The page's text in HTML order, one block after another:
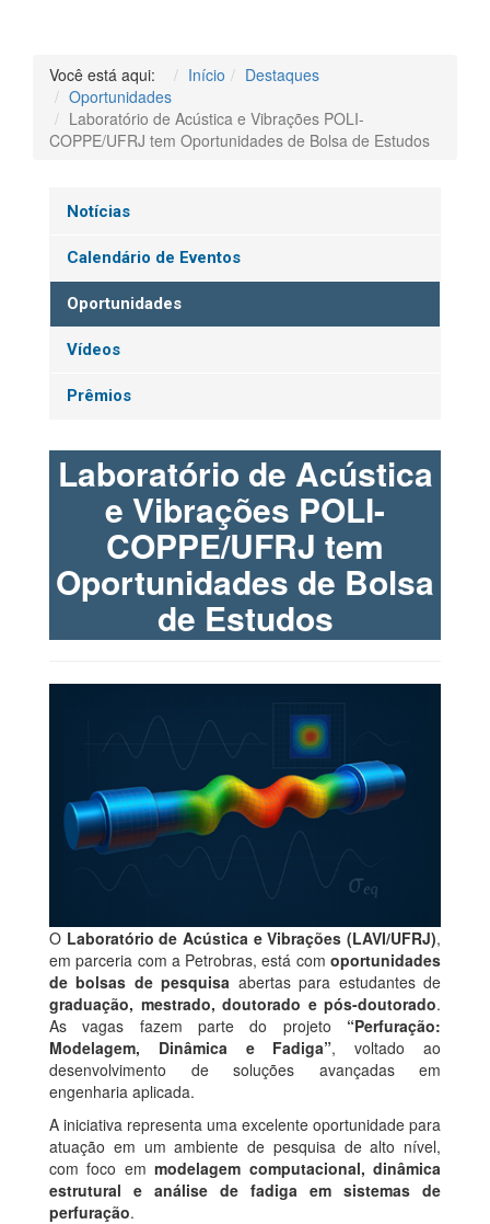
Você está aqui: Início
Destaques
Oportunidades
Laboratório de Acústica e Vibrações POLI-
COPPE/UFRJ tem Oportunidades de Bolsa de Estudos
Notícias
Calendário de Eventos
Oportunidades
Vídeos
Prêmios
Laboratório de Acústica
e Vibrações POLI-
COPPE/UFRJ tem
Oportunidades de Bolsa
de Estudos
O Laboratório de Acústica e Vibrações (LAVI/UFRJ),
em parceria com a Petrobras, está com oportunidades
de bolsas de pesquisa abertas para estudantes de
graduação, mestrado, doutorado e pós-doutorado.
As vagas fazem parte do projeto “Perfuração:
Modelagem, Dinâmica e Fadiga”, voltado ao
desenvolvimento de soluções avançadas em
engenharia aplicada.
A iniciativa representa uma excelente oportunidade para
atuação em um ambiente de pesquisa de alto nível,
com foco emmodelagem computacional, dinâmica
estrutural e análise de fadiga em sistemas de
perfuração.